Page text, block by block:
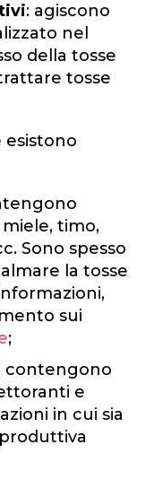
: agiscono
nel
della tosse
tosse
esistono
timo,
Sono spesso
la tosse
sui
;
contengono
e
in cui sia